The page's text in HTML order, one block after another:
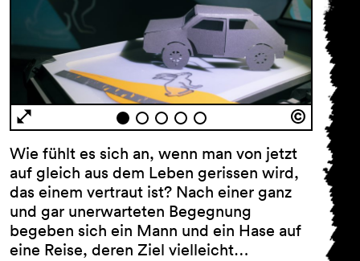
Wie fühlt es sich an, wenn man von jetzt
auf gleich aus dem Leben gerissen wird,
das einem vertraut ist? Nach einer ganz
und gar unerwarteten Begegnung
begeben sich ein Mann und ein Hase auf
eine Reise, deren Ziel vielleicht…